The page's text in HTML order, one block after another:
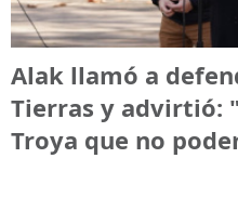
Alak llamó a
Tierras y advirtió:
Troya que no